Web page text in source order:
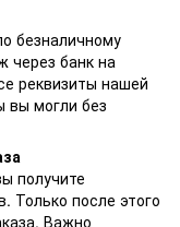
безналичному
через банк на
реквизиты нашей
вы могли без
получите
Только после этого
Важно